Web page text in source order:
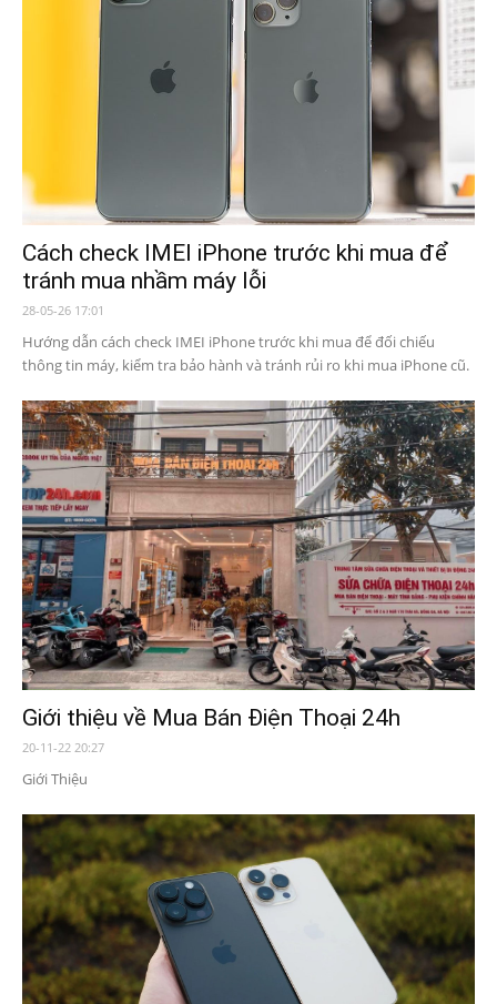
Cách check IMEI iPhone trước khi mua để
tránh mua nhầm máy lỗi
28-05-26 17:01
Hướng dẫn cách check IMEI iPhone trước khi mua để đối chiếu
thông tin máy, kiểm tra bảo hành và tránh rủi ro khi mua iPhone cũ.
Giới thiệu về Mua Bán Điện Thoại 24h
20-11-22 20:27
Giới Thiệu